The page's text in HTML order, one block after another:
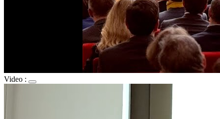
Video :